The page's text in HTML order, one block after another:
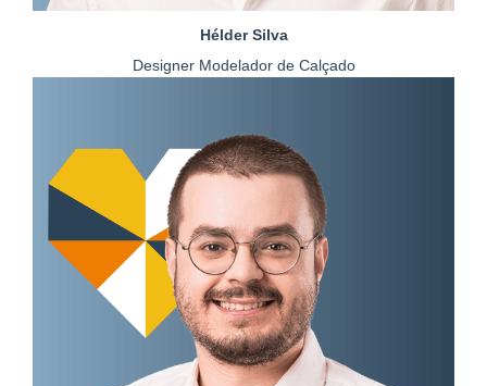
Hélder Silva
Designer Modelador de Calçado